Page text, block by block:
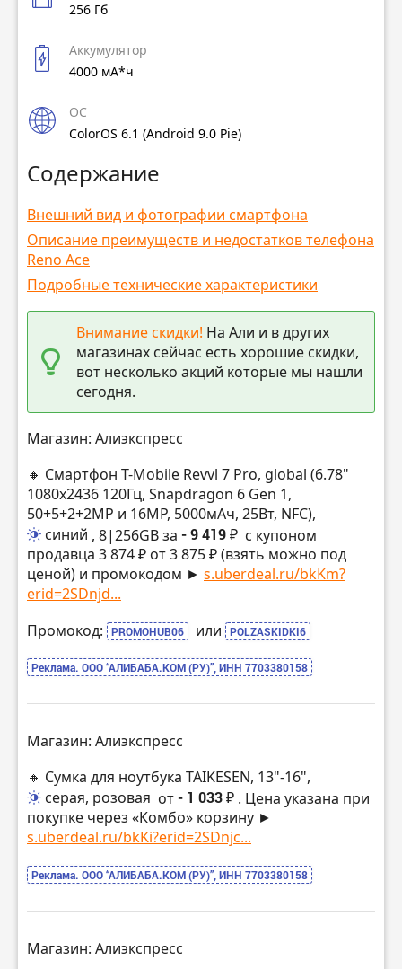
256 Гб
Аккумулятор
4000 мА*ч
ОС
ColorOS 6.1 (Android 9.0 Pie)
Содержание
Внешний вид и фотографии смартфона
Описание преимуществ и недостатков телефона
Reno Ace
Подробные технические характеристики
Внимание скидки! На Али и в других
магазинах сейчас есть хорошие скидки,
вот несколько акций которые мы нашли
сегодня.
Магазин: Алиэкспресс
🔸 Смартфон T-Mobile Revvl 7 Pro, global (6.78"
1080х2436 120Гц, Snapdragon 6 Gen 1,
50+5+2+2MP и 16MP, 5000мАч, 25Вт, NFC),
синий , 8|256GB за - 9 419 ₽ с купоном
продавца 3 874 ₽ от 3 875 ₽ (взять можно под
ценой) и промокодом ► s.uberdeal.ru/bkKm?
erid=2SDnjd...
Промокод:
PROMOHUB06 или POLZASKIDKI6
Реклама. ООО “АЛИБАБА.КОМ (РУ)”, ИНН 7703380158
Магазин: Алиэкспресс
🔸 Сумка для ноутбука TAIKESEN, 13"-16",
серая, розовая от- 1 033 ₽ . Цена указана при
покупке через «Комбо» корзину ►
s.uberdeal.ru/bkKi?erid=2SDnjc...
Реклама. ООО “АЛИБАБА.КОМ (РУ)”, ИНН 7703380158
Магазин: Алиэкспресс